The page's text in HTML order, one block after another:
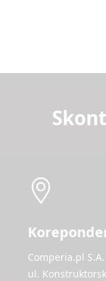
Comperia.pl S.A.
ul.